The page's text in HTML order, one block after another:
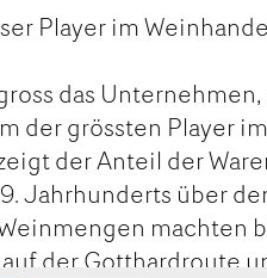
Player im
das
der grössten Player
der Anteil der
Jahrhunderts über
machten
der Gotthardroute